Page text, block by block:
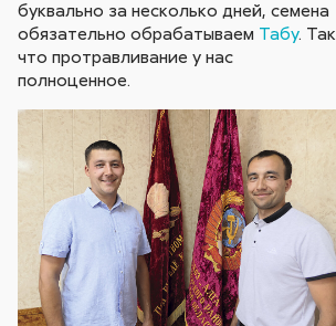
буквально за несколько дней, семена
обязательно обрабатываем Табу. Так
что протравливание у нас
полноценное.